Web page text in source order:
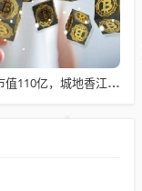
股价18元市值110亿，城地香江却被查出连续7季财报失真